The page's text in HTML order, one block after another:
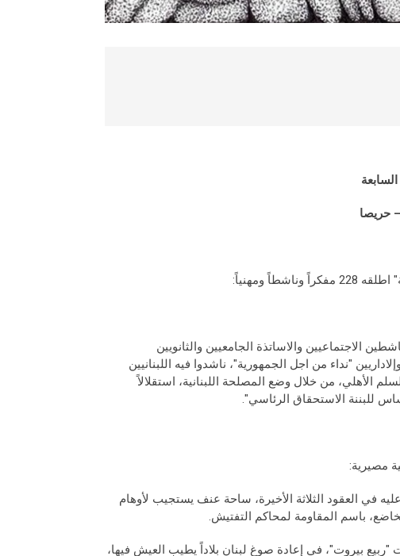
حريصا
ومهنياً:
الاجتماعيين والاساتذة الجامعيين والثانويين
"نداء من اجل الجمهورية"، ناشدوا فيه اللبنانيين
الأهلي، من خلال وضع المصلحة اللبنانية، استقلالاً
للبننة الاستحقاق الرئاسي".
مصيرية:
في العقود الثلاثة الأخيرة، ساحة عنف يستجيب لأوهام
باسم المقاومة لمحاكم التفتيش.
بيروت"، في إعادة صوغ لبنان بلاداً يطيب العيش فيها،